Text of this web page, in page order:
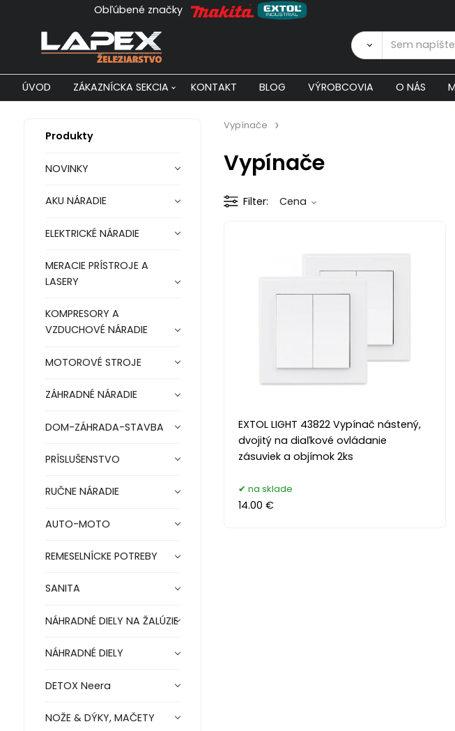
Obľúbené značky
ÚVOD ZÁKAZNÍCKA SEKCIA KONTAKT BLOG VÝROBCOVIA O NÁS
Produkty
NOVINKY
AKU NÁRADIE
ELEKTRICKÉ NÁRADIE
MERACIE PRÍSTROJE A
LASERY
KOMPRESORY A
VZDUCHOVÉ NÁRADIE
MOTOROVÉ STROJE
ZÁHRADNÉ NÁRADIE
DOM-ZÁHRADA-STAVBA
PRÍSLUŠENSTVO
RUČNE NÁRADIE
AUTO-MOTO
REMESELNÍCKE POTREBY
SANITA
NÁHRADNÉ DIELY NA ŽALÚZIE
NÁHRADNÉ DIELY
DETOX Neera
NOŽE & DÝKY, MAČETY
Vypínače
Vypínače
Filter Cena
EXTOL LIGHT 43822 Vypínač nástený,
dvojitý na diaľkové ovládanie
zásuviek a objímok 2ks
na sklade
14.00 €